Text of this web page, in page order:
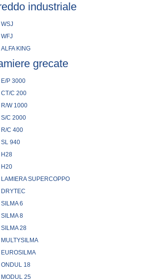
industriale
WSJ
WFJ
ALFA KING
grecate
E/P 3000
CT/C 200
R/W 1000
S/C 2000
R/C 400
SL 940
H28
H20
LAMIERA SUPERCOPPO
DRYTEC
SILMA 6
SILMA 8
SILMA 28
MULTYSILMA
EUROSILMA
ONDUL 18
MODUL 25